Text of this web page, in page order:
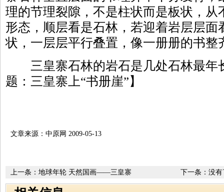
理的节理裂隙，不是柱状而是板状，从
形态，顺层看是石林，若迎着岩层层面
状，一层层平行叠置，像一册册的书整
三皇寨石林的岩石是几处石林最年
题：三皇寨上“书册崖”】
文章来源：中原网 2009-05-13
下一条：没有
上一条： 地球年轮 天然国画——三皇寨